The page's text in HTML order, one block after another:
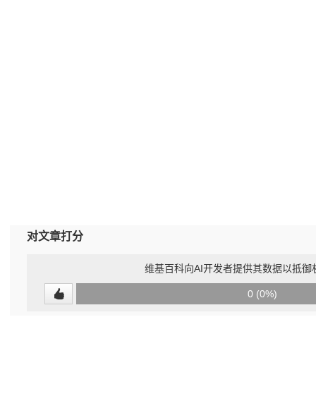
对文章打分
维基百科向AI开发者提供其数据以抵御
0 (0%)